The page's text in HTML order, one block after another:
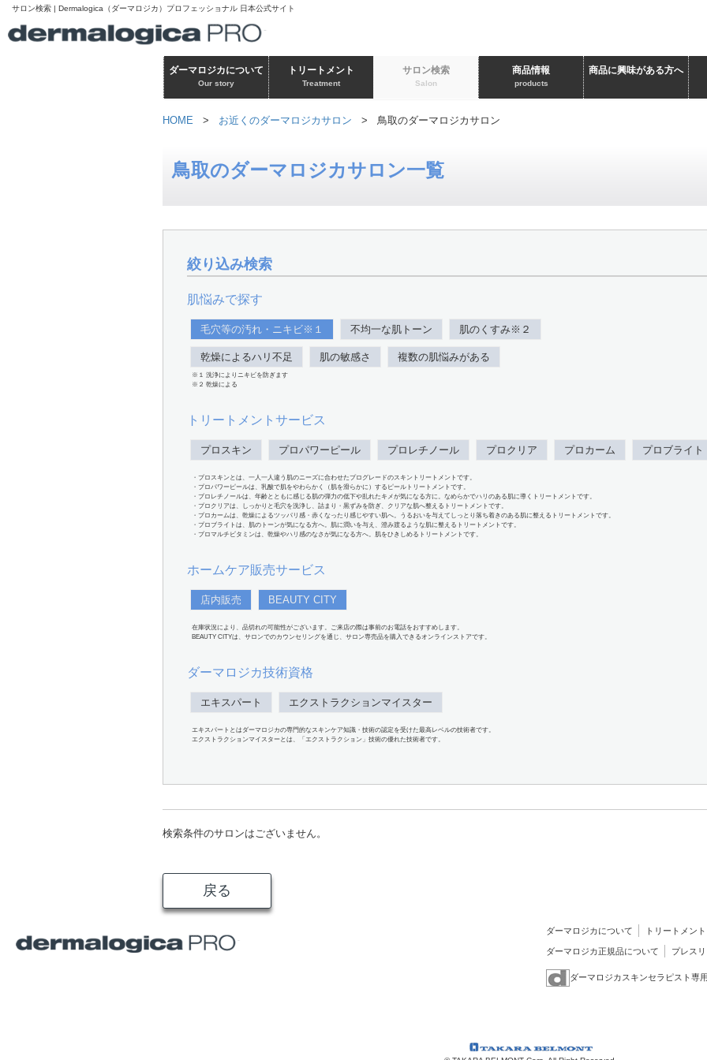
サロン検索 | Dermalogica（ダーマロジカ）プロフェッショナル 日本公式サイト
ダーマロジカについて
Our story
トリートメント
Treatment
サロン検索
Salon
商品情報
products
商品に興味がある方へ
HOME > お近くのダーマロジカサロン > 鳥取のダーマロジカサロン
鳥取のダーマロジカサロン一覧
絞り込み検索
肌悩みで探す
毛穴等の汚れ・ニキビ※１ 不均一な肌トーン 肌のくすみ※２
乾燥によるハリ不足 肌の敏感さ 複数の肌悩みがある
※１ 洗浄によりニキビを防ぎます
※２ 乾燥による
トリートメントサービス
プロスキン プロパワーピール プロレチノール プロクリア プロカーム プロブライト
・プロスキンとは、一人一人違う肌のニーズに合わせたプログレードのスキントリートメントです。
・プロパワーピールは、乳酸で肌をやわらかく（肌を滑らかに）するピールトリートメントです。
・プロレチノールは、年齢とともに感じる肌の弾力の低下や乱れたキメが気になる方に。なめらかでハリのある肌に導くトリートメントです。
・プロクリアは、しっかりと毛穴を洗浄し、詰まり・黒ずみを防ぎ、クリアな肌へ整えるトリートメントです。
・プロカームは、乾燥によるツッパリ感・赤くなったり感じやすい肌へ。うるおいを与えてしっとり落ち着きのある肌に整えるトリートメントです。
・プロブライトは、肌のトーンが気になる方へ。肌に潤いを与え、澄み渡るような肌に整えるトリートメントです。
・プロマルチビタミンは、乾燥やハリ感のなさが気になる方へ。肌をひきしめるトリートメントです。
ホームケア販売サービス
店内販売 BEAUTY CITY
在庫状況により、品切れの可能性がございます。ご来店の際は事前のお電話をおすすめします。
BEAUTY CITYは、サロンでのカウンセリングを通じ、サロン専売品を購入できるオンラインストアです。
ダーマロジカ技術資格
エキスパート エクストラクションマイスター
エキスパートとはダーマロジカの専門的なスキンケア知識・技術の認定を受けた最高レベルの技術者です。
エクストラクションマイスターとは、「エクストラクション」技術の優れた技術者です。
検索条件のサロンはございません。
戻る
ダーマロジカについて トリートメント
ダーマロジカ正規品について プレス
ダーマロジカスキンセラピスト専